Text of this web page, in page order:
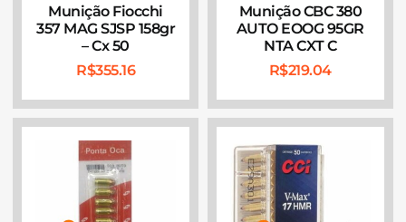
Munição Fiocchi
357 MAG SJSP 158gr
– Cx 50
R$355.16
Munição CBC 380
AUTO EOOG 95GR
NTA CXT C
R$219.04